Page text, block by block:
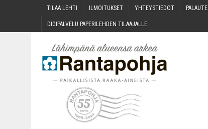
TILAA LEH­TI ILMOI­TUK­SET YHTEYS­TIE­DOT PALAU­TE
DIGI­PAL­VE­LU PAPE­RI­LEH­DEN TILAAJALLE